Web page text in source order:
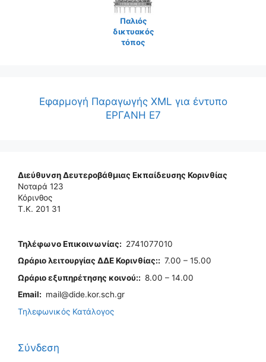
Παλιός
δικτυακός
τόπος
Εφαρμογή Παραγωγής XML για έντυπο
ΕΡΓΑΝΗ Ε7
Διεύθυνση Δευτεροβάθμιας Εκπαίδευσης Κορινθίας
Νοταρά 123
Κόρινθος
Τ.Κ. 201 31
Τηλέφωνo Επικοινωνίας: 2741077010
Ωράριο λειτουργίας ΔΔΕ Κορινθίας:: 7.00 – 15.00
Ωράριο εξυπηρέτησης κοινού:: 8.00 – 14.00
Email: mail@dide.kor.sch.gr
Τηλεφωνικός Κατάλογος
Σύνδεση